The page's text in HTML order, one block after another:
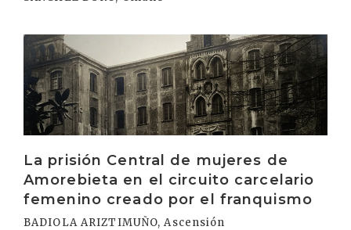
La prisión Central de mujeres de
Amorebieta en el circuito carcelario
femenino creado por el franquismo
BADIOLA ARIZTIMUÑO, Ascensión
Irakurri